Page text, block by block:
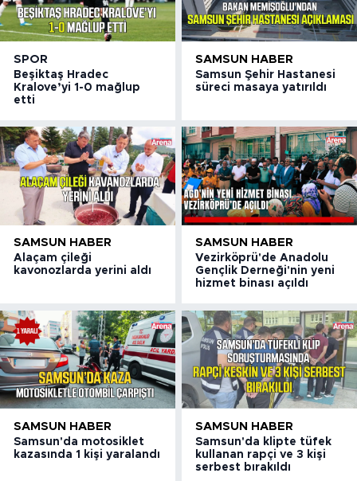
SPOR
Beşiktaş Hradec
Kralove’yi 1-0 mağlup
etti
SAMSUN HABER
Samsun Şehir Hastanesi
süreci masaya yatırıldı
SAMSUN HABER
Alaçam çileği
kavonozlarda yerini aldı
SAMSUN HABER
Vezirköprü'de Anadolu
Gençlik Derneği'nin yeni
hizmet binası açıldı
SAMSUN HABER
Samsun'da motosiklet
kazasında 1 kişi yaralandı
SAMSUN HABER
Samsun'da klipte tüfek
kullanan rapçi ve 3 kişi
serbest bırakıldı